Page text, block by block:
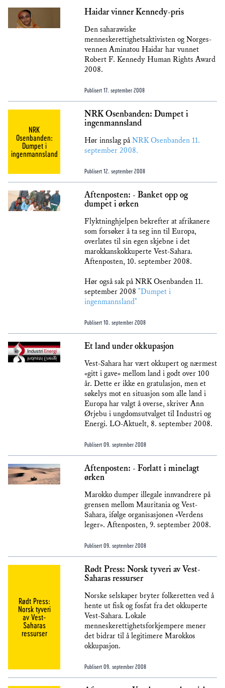
Haidar vinner Kennedy-pris
Den saharawiske
menneskerettighetsaktivisten og Norges-
vennen Aminatou Haidar har vunnet
Robert F. Kennedy Human Rights Award
2008.
Publisert 17. september 2008
NRK
Osenbanden:
Dumpet i
ingenmannsland
NRK Osenbanden: Dumpet i
ingenmannsland
Hør innslag påNRK Osenbanden 11.
september 2008.
Publisert 12. september 2008
Aftenposten: - Banket opp og
dumpet i ørken
Flyktninghjelpen bekrefter at afrikanere
som forsøker å ta seg inn til Europa,
overlates til sin egen skjebne i det
marokkanskokkuperte Vest-Sahara.
Aftenposten, 10. september 2008.
Hør også sak på NRK Osenbanden 11.
september 2008 "Dumpet i
ingenmannsland"
Publisert 10. september 2008
Et land under okkupasjon
Vest-Sahara har vært okkupert og nærmest
«gitt i gave» mellom land i godt over 100
år. Dette er ikke en gratulasjon, men et
søkelys mot en situasjon som alle land i
Europa har valgt å overse, skriver Ann
Ørjebu i ungdomsutvalget til Industri og
Energi. LO-Aktuelt, 8. september 2008.
Publisert 09. september 2008
Aftenposten: - Forlatt i minelagt
ørken
Marokko dumper illegale innvandrere på
grensen mellom Mauritania og Vest-
Sahara, ifølge organisasjonen «Verdens
leger». Aftenposten, 9. september 2008.
Publisert 09. september 2008
Rødt Press:
Norsk tyveri
av Vest-
Saharas
ressurser
Rødt Press: Norsk tyveri av Vest-
Saharas ressurser
Norske selskaper bryter folkeretten ved å
hente ut fisk og fosfat fra det okkuperte
Vest-Sahara. Lokale
menneskerettighetsforkjempere mener
det bidrar til å legitimere Marokkos
okkupasjon.
Publisert 09. september 2008